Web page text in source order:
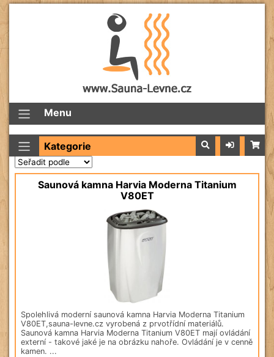
Menu
Saunová kamna Harvia Moderna Titanium
V80ET
Spolehlivá moderní saunová kamna Harvia Moderna Titanium
V80ET,sauna-levne.cz vyrobená z prvotřídní materiálů.
Saunová kamna Harvia Moderna Titanium V80ET mají ovládání
externí - takové jaké je na obrázku nahoře. Ovládání je v cenně
kamen. ...
Kategorie